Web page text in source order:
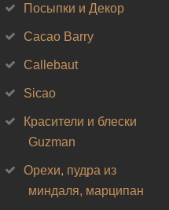
Посыпки и Декор
Cacao Barry
Callebaut
Sicao
Красители и блески
Guzman
Орехи, пудра из
миндаля, марципан